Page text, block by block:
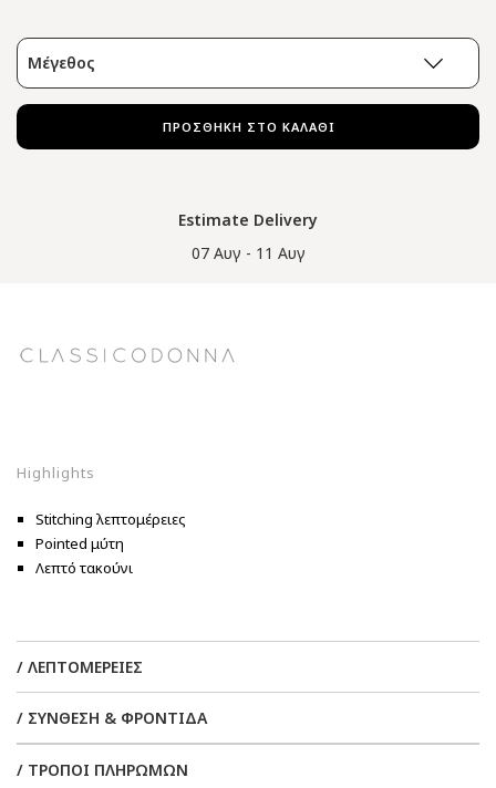
Estimate Delivery
07 Αυγ - 11 Αυγ
Μέγεθος
ΠΡΟΣΘΗΚΗ ΣΤΟ ΚΑΛΑΘΙ
Highlights
Stitching λεπτομέρειες
Pointed μύτη
Λεπτό τακούνι
/ ΛΕΠΤΟΜΕΡΕΙΕΣ
/ ΣΥΝΘΕΣΗ & ΦΡΟΝΤΙΔΑ
/ ΤΡΟΠΟΙ ΠΛΗΡΩΜΩΝ